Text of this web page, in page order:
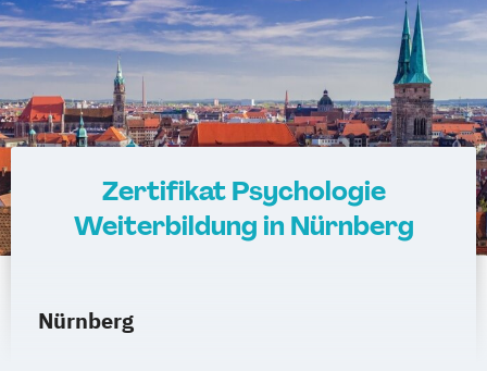
Zertifikat Psychologie
Weiterbildung in Nürnberg
Nürnberg